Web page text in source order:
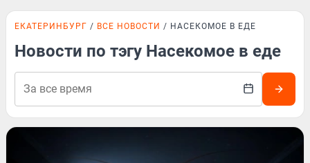
ЕКАТЕРИНБУРГ ВСЕ НОВОСТИ НАСЕКОМОЕ В ЕДЕ
Новости по тэгу Насекомое в еде